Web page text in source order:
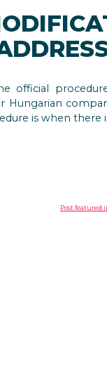
official
Hungarian
is when